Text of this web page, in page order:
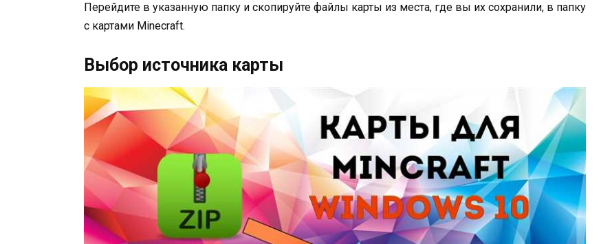
Перейдите в указанную папку и скопируйте файлы карты из места, где вы их сохранили, в папку
с картами Minecraft.
Выбор источника карты